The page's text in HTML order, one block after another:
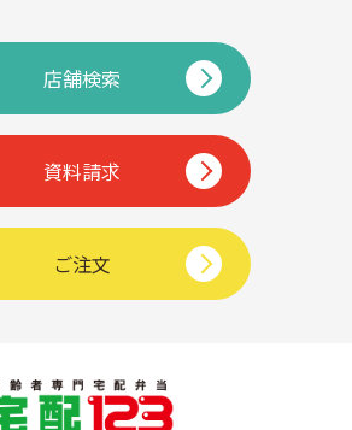
店舗検索
資料請求
ご注文